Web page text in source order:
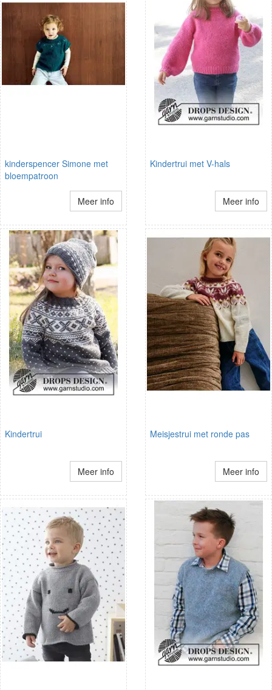
kinderspencer Simone met
bloempatroon
Meer info
Kindertrui met V-hals
Meer info
Kindertrui
Meer info
Meisjestrui met ronde pas
Meer info